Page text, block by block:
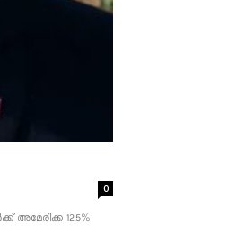
0
അമേരിക്ക 12.5%